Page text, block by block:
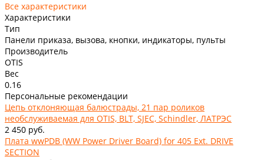
Все характеристики
Характеристики
Тип
Панели приказа, вызова, кнопки, индикаторы, пульты
Производитель
OTIS
Вес
0.16
Персональные рекомендации
Цепь отклоняющая балюстрады, 21 пар роликов
необслуживаемая для OTIS, BLT, SJEC, Schindler, ЛАТРЭС
2 450 руб.
Плата wwPDB (WW Power Driver Board) for 405 Ext. DRIVE
SECTION